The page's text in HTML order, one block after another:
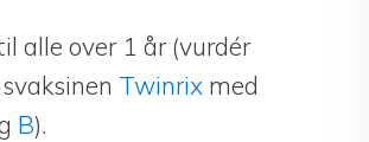
alle over 1 år (vurdér
Twinrix med
B).